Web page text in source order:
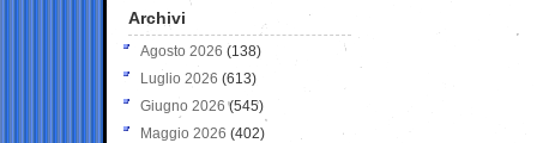
Archivi
Agosto 2026 (138)
Luglio 2026 (613)
Giugno 2026 (545)
Maggio 2026 (402)